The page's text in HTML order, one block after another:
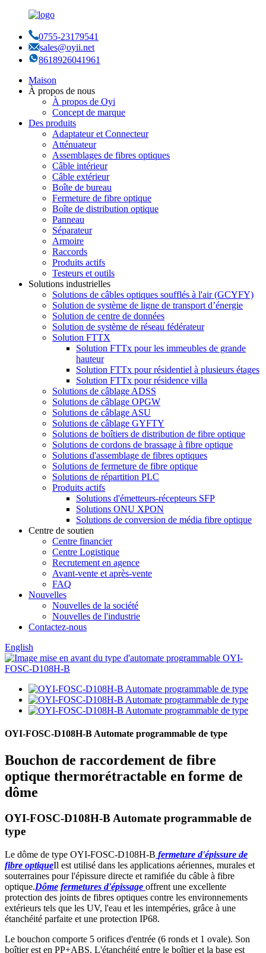
0755-23179541
sales@oyii.net
8618926041961
Maison
À propos de nous
À propos de Oyi
Concept de marque
Des produits
Adaptateur et Connecteur
Atténuateur
Assemblages de fibres optiques
Câble intérieur
Câble extérieur
Boîte de bureau
Fermeture de fibre optique
Boîte de distribution optique
Panneau
Séparateur
Armoire
Raccords
Produits actifs
Testeurs et outils
Solutions industrielles
Solutions de câbles optiques soufflés à l'air (GCYFY)
Solution de système de ligne de transport d’énergie
Solution de centre de données
Solution de système de réseau fédérateur
Solution FTTX
Solution FTTx pour les immeubles de grande
hauteur
Solution FTTx pour résidentiel à plusieurs étages
Solution FTTx pour résidence villa
Solutions de câblage ADSS
Solutions de câblage OPGW
Solutions de câblage ASU
Solutions de câblage GYFTY
Solutions de boîtiers de distribution de fibre optique
Solutions de cordons de brassage à fibre optique
Solutions d'assemblage de fibres optiques
Solutions de fermeture de fibre optique
Solutions de répartition PLC
Produits actifs
Solutions d'émetteurs-récepteurs SFP
Solutions ONU XPON
Solutions de conversion de média fibre optique
Centre de soutien
Centre financier
Centre Logistique
Recrutement en agence
Avant-vente et après-vente
FAQ
Nouvelles
Nouvelles de la société
Nouvelles de l'industrie
Contactez-nous
English
OYI-FOSC-D108H-B Automate programmable de type
Bouchon de raccordement de fibre
optique thermorétractable en forme de
dôme
OYI-FOSC-D108H-B Automate programmable de
type
Le dôme de type OYI-FOSC-D108H-B fermeture d'épissure de
fibre optiqueIl est utilisé dans les applications aériennes, murales et
souterraines pour l'épissure directe et ramifiée du câble à fibre
optique.Dôme fermetures d'épissage offrent une excellente
protection des joints de fibres optiques contre les environnements
extérieurs tels que les UV, l'eau et les intempéries, grâce à une
étanchéité parfaite et une protection IP68.
Le bouchon comporte 5 orifices d'entrée (6 ronds et 1 ovale). Son
boîtier est en PP+ABS. L'étanchéité entre le boîtier et la base est